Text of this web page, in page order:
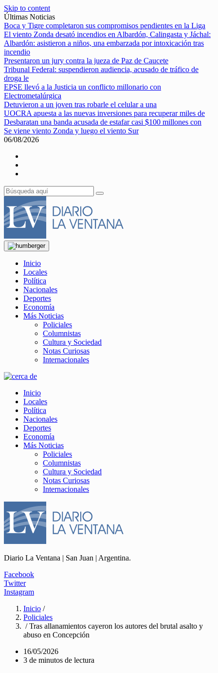
Skip to content
Últimas Noticias
Boca y Tigre completaron sus compromisos pendientes en la Liga
El viento Zonda desató incendios en Albardón, Calingasta y Jáchal:
Albardón: asistieron a niños, una embarzada por intoxicación tras
incendio
Presentaron un jury contra la jueza de Paz de Caucete
Tribunal Federal: suspendieron audiencia, acusado de tráfico de
droga le
EPSE llevó a la Justicia un conflicto millonario con
Electrometalúrgica
Detuvieron a un joven tras robarle el celular a una
UOCRA apuesta a las nuevas inversiones para recuperar miles de
Desbaratan una banda acusada de estafar casi $100 millones con
Se viene viento Zonda y luego el viento Sur
06/08/2026
Inicio
Locales
Política
Nacionales
Deportes
Economía
Más Noticias
Policiales
Columnistas
Cultura y Sociedad
Notas Curiosas
Internacionales
Inicio
Locales
Política
Nacionales
Deportes
Economía
Más Noticias
Policiales
Columnistas
Cultura y Sociedad
Notas Curiosas
Internacionales
Diario La Ventana | San Juan | Argentina.
Facebook
Twitter
Instagram
Inicio /
Policiales
/ Tras allanamientos cayeron los autores del brutal asalto y
abuso en Concepción
16/05/2026
3 de minutos de lectura